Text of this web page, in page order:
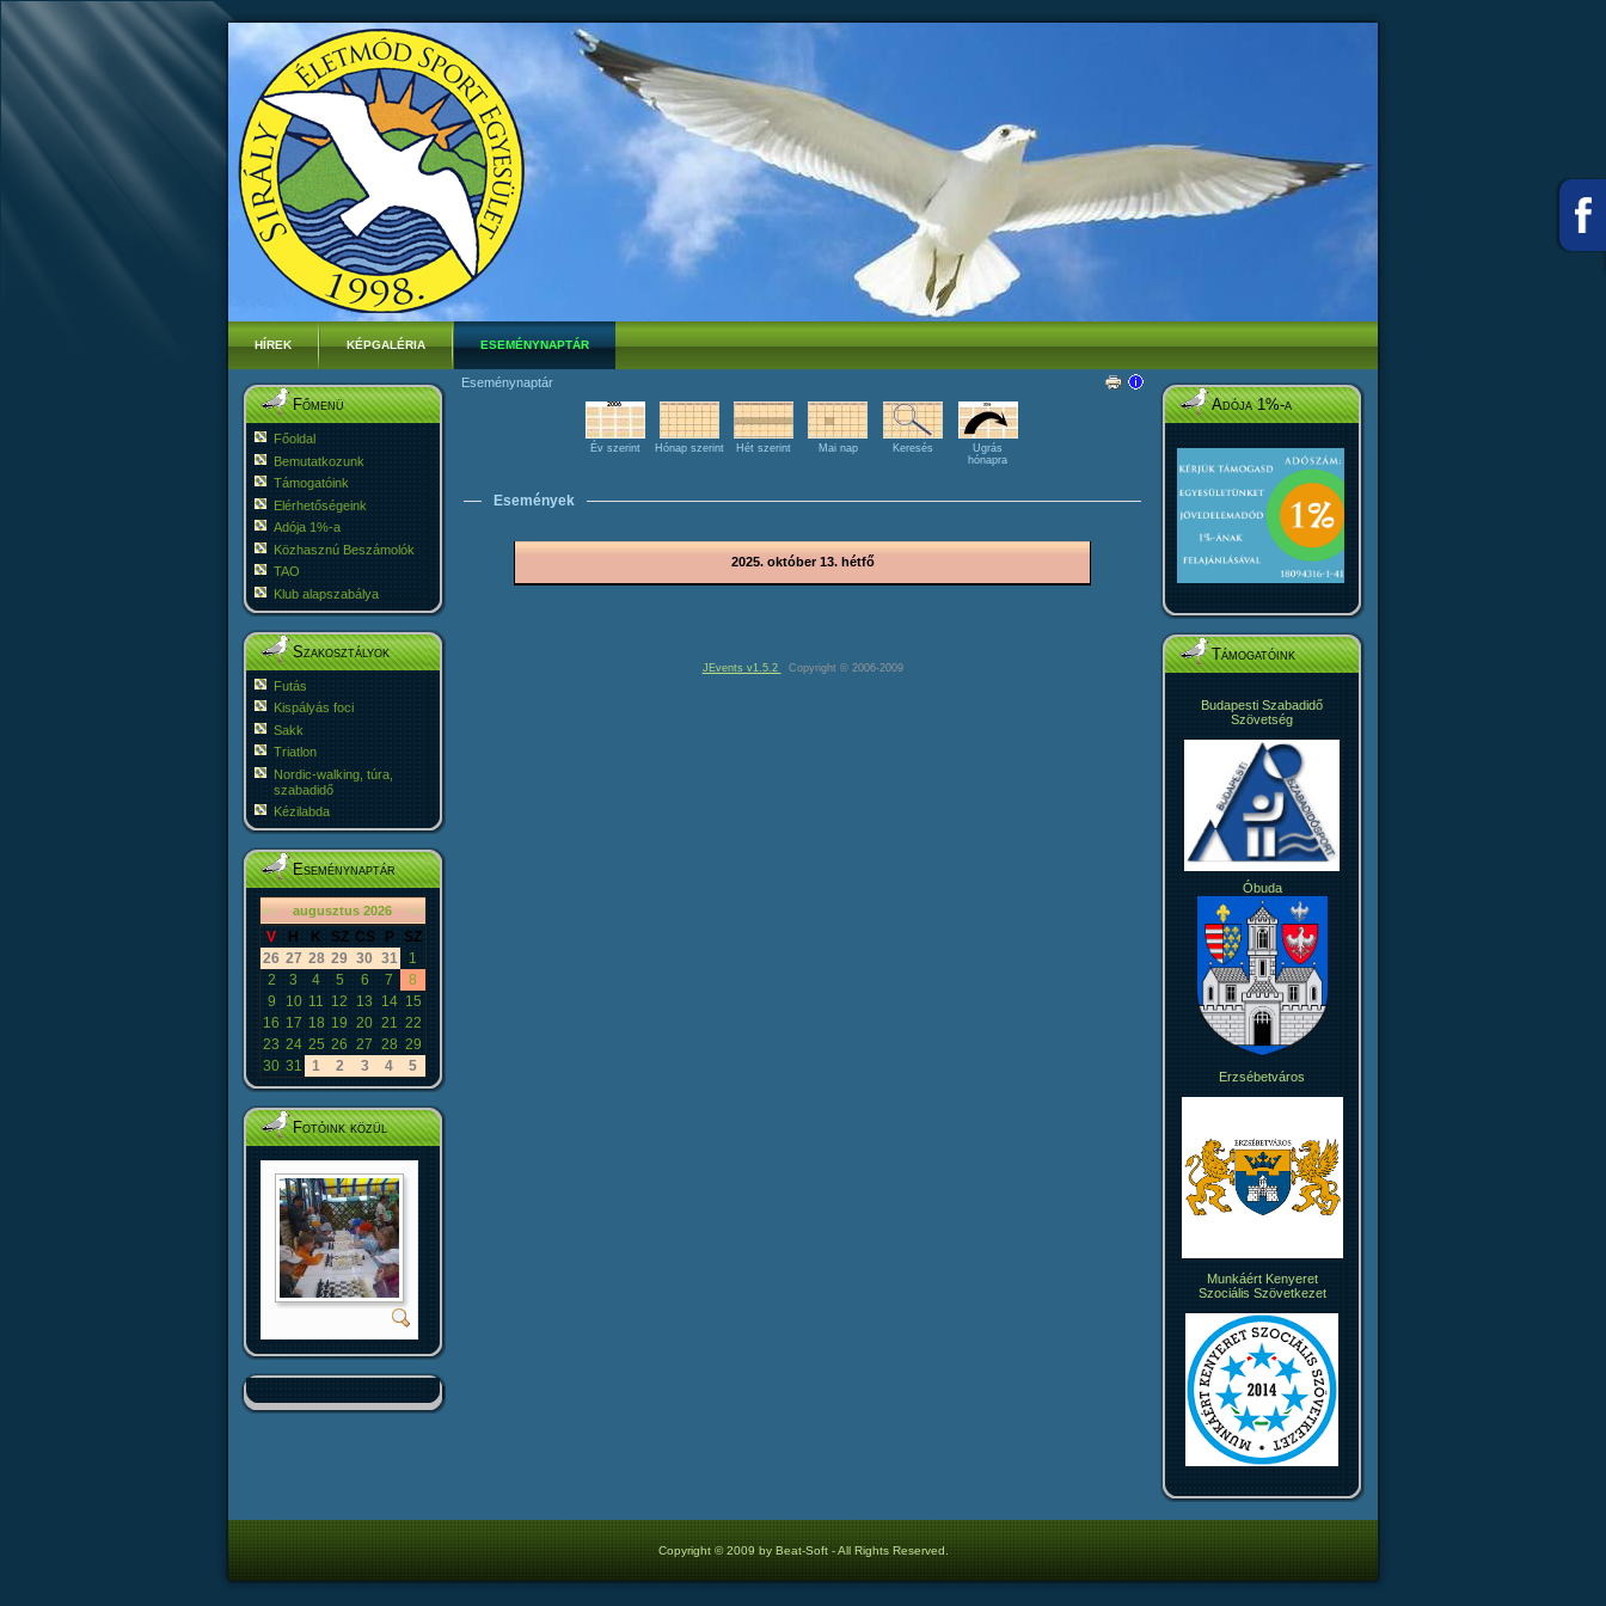
HÍREK KÉPGALÉRIA ESEMÉNYNAPTÁR
Főmenü
Főoldal
Bemutatkozunk
Támogatóink
Elérhetőségeink
Adója 1%-a
Közhasznú Beszámolók
TAO
Klub alapszabálya
Szakosztályok
Futás
Kispályás foci
Sakk
Triatlon
Nordic-walking, túra,
szabadidő
Kézilabda
Eseménynaptár
«< augusztus 2026 >»
V H K SZ CS P
SZ
26 27 28 29 30 31
1
2
3 4 5 6 7
8
9
10 11 12 13 14 15
16 17 18 19 20 21 22
23 24 25 26 27 28 29
30 31 1 2 3 4 5
Fotóink közül
Eseménynaptár
Év szerint Hónap szerint Hét szerint Mai nap Keresés
Ugrás
hónapra
Események
2025. október 13. hétfő
JEvents v1.5.2 Copyright © 2006-2009
Adója 1%-a
Támogatóink
Budapesti Szabadidő
Szövetség
Óbuda
Erzsébetváros
Munkáért Kenyeret
Szociális Szövetkezet
Copyright © 2009 by Beat-Soft - All Rights Reserved.